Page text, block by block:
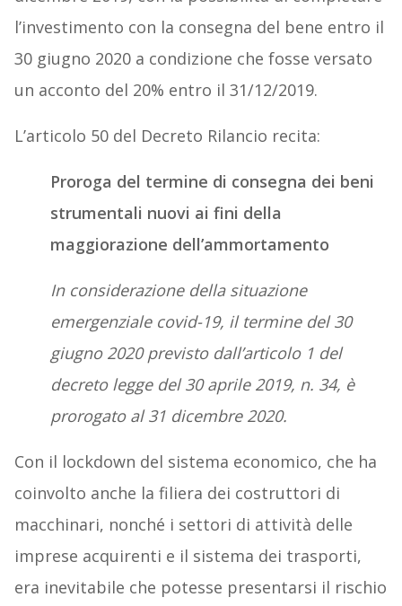
l’investimento con la consegna del bene entro il
30 giugno 2020 a condizione che fosse versato
un acconto del 20% entro il 31/12/2019.
L’articolo 50 del Decreto Rilancio recita:
Proroga del termine di consegna dei beni
strumentali nuovi ai fini della
maggiorazione dell’ammortamento
In considerazione della situazione
emergenziale covid-19, il termine del 30
giugno 2020 previsto dall’articolo 1 del
decreto legge del 30 aprile 2019, n. 34, è
prorogato al 31 dicembre 2020.
Con il lockdown del sistema economico, che ha
coinvolto anche la filiera dei costruttori di
macchinari, nonché i settori di attività delle
imprese acquirenti e il sistema dei trasporti,
era inevitabile che potesse presentarsi il rischio